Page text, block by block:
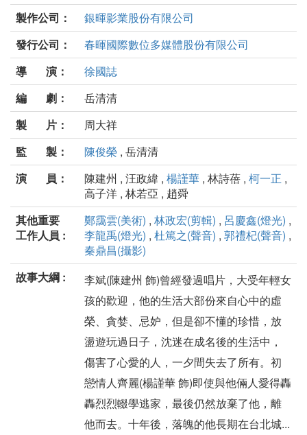
製作公司：
銀暉影業股份有限公司
發行公司：
春暉國際數位多媒體股份有限公司
導 演：
徐國誌
編 劇：
岳清清
製 片：
周大祥
監 製：
陳俊榮 , 岳清清
演 員：
陳建州 , 汪政緯 , 楊謹華 , 林詩蓓 , 柯一正 ,
高子洋 , 林若亞 , 趙舜
其他重要
工作人員 :
鄭靄雲(美術) , 林政宏(剪輯) , 呂慶鑫(燈光) ,
李龍禹(燈光) , 杜篤之(聲音) , 郭禮杞(聲音) ,
秦鼎昌(攝影)
故事大綱 :
李斌(陳建州 飾)曾經發過唱片，大受年輕女
孩的歡迎，他的生活大部份來自心中的虛
榮、貪婪、忌妒，但是卻不懂的珍惜，放
盪遊玩過日子，沈迷在成名後的生活中，
傷害了心愛的人，一夕間失去了所有。初
戀情人齊麗(楊謹華 飾)即使與他倆人愛得轟
轟烈烈輟學逃家，最後仍然放棄了他，離
他而去。十年後，落魄的他長期在台北城...